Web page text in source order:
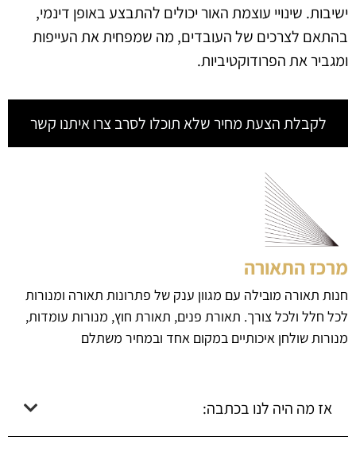
ישיבות. שינויי עוצמת האור יכולים להתבצע באופן דינמי,
בהתאם לצרכים של העובדים, מה שמפחית את העייפות
ומגביר את הפרודוקטיביות.
לקבלת הצעת מחיר שלא תוכלו לסרב צרו איתנו קשר
מרכז התאורה
חנות תאורה מובילה עם מגוון ענק של פתרונות תאורה ומנורות
לכל חלל ולכל צורך. תאורת פנים, תאורת חוץ, מנורות עומדות,
מנורות שולחן איכותיים במקום אחד ובמחיר משתלם
אז מה היה לנו בכתבה: